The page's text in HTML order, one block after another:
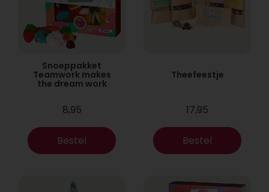
Snoeppakket
Teamwork makes
the dream work
8,95
Bestel
Theefeestje
17,95
Bestel